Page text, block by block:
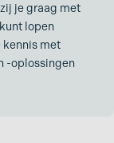
je graag met
lopen
kennis met
-oplossingen